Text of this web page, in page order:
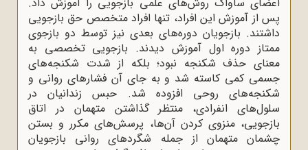
پس از آموزش این افراد، تنها افراد متخصص حق بازجویی
داشتند. بازجویان دوره‌های بعدی نیز توسط دو بازجوی
ممتاز دوره اول آموزش دیدند. بازجویی تخصصی به
معنای حذف شکنجه نبود؛ بلکه از شدت شکنجه‌های
جسمی کمی کاسته شد و به جای آن فشارهای روانی و
شکنجه‌های روحی افزوده شد. حبس زندانیان در
سلول‌های انفرادی، منتظر گذاشتن متهمان در اتاق
بازجویی، منزوی کردن آن‌ها، پرسش‌های مکرر و بستن
چشمان متهمان از جمله شگردهای روانی بازجویان